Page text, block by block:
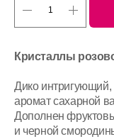
Кристаллы
Дико
аромат сахарной
Дополнен
и черной